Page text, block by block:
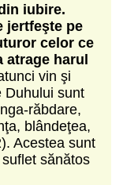
iubire.
jertfeşte pe
celor ce
atrage harul
vin şi
Duhului sunt
răbdare,
blândeţea,
Acestea sunt
sănătos